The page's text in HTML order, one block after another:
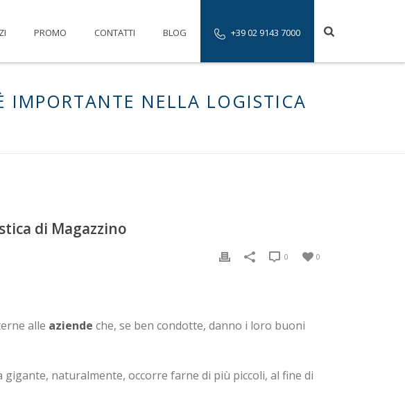
PROMO CONTATTI BLOG +39 02 9143 7000
IMPORTANTE NELLA LOGISTICA
di Magazzino
0
0
alle aziende che, se ben condotte, danno i loro buoni
naturalmente, occorre farne di più piccoli, al fine di